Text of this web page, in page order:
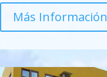
Más Información